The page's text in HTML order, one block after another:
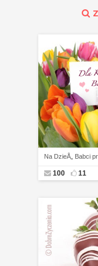
Na DzieÅ„ Babci
100 11